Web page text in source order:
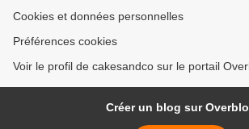
Cookies et données personnelles
Préférences cookies
Voir le profil de cakesandco sur le portail
Créer un blog sur